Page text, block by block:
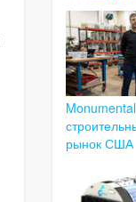
рынок США